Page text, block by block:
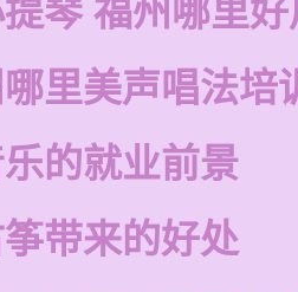
琴 福州哪里好
里美声唱法培
的就业前景
带来的好处